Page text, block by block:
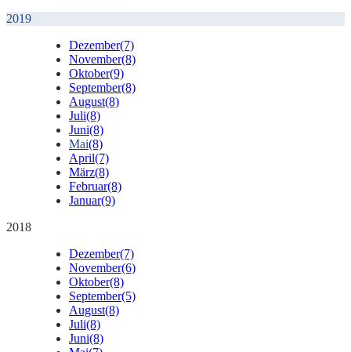
2019
Dezember(7)
November(8)
Oktober(9)
September(8)
August(8)
Juli(8)
Juni(8)
Mai(8)
April(7)
März(8)
Februar(8)
Januar(9)
2018
Dezember(7)
November(6)
Oktober(8)
September(5)
August(8)
Juli(8)
Juni(8)